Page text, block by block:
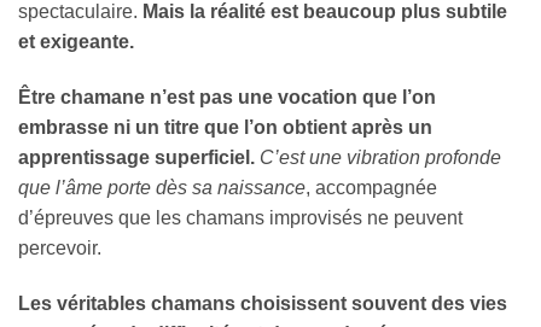
spectaculaire. Mais la réalité est beaucoup plus subtile
et exigeante.
Être chamane n’est pas une vocation que l’on
embrasse ni un titre que l’on obtient après un
apprentissage superficiel. C’est une vibration profonde
que l’âme porte dès sa naissance, accompagnée
d’épreuves que les chamans improvisés ne peuvent
percevoir.
Les véritables chamans choisissent souvent des vies